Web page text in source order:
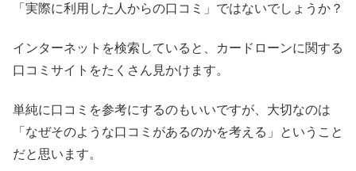
「実際に利用した人からの口コミ」ではないでしょうか？
インターネットを検索していると、カードローンに関する
口コミサイトをたくさん見かけます。
単純に口コミを参考にするのもいいですが、大切なのは
「なぜそのような口コミがあるのかを考える」ということ
だと思います。